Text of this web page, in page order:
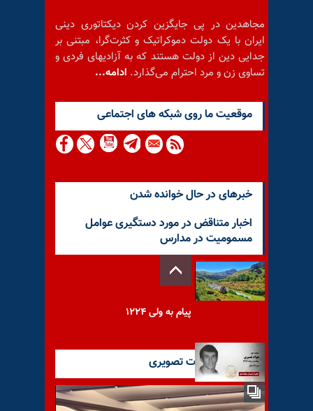
مجاهدین در پی جایگزین کردن دیکتاتوری دینی
ایران با یک دولت دموکراتیک و کثرت‌گرا، مبتنی بر
جدایی دین از دولت هستند که به آزادیهای فردی و
تساوی زن و مرد احترام می‌گذارد. ادامه...
موقعيت ما روى شبكه هاى اجتماعى
خبرهای در حال خوانده شدن
اخبار متناقض در مورد دستگیری عوامل
مسمومیت در مدارس
پیام به ولی ۱۲۲۴
با یاد مجاهد شهید جواد نصیری
آخرین گزارشات تصویری